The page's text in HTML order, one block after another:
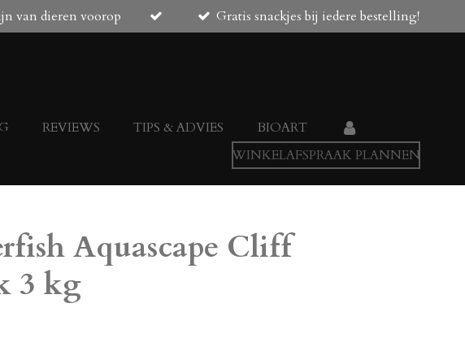
van dieren voorop Gratis snackjes bij iedere bestelling!
REVIEWS TIPS & ADVIES
BIOART
WINKELAFSPRAAK PLANNEN
Aquascape Cliff
3 kg